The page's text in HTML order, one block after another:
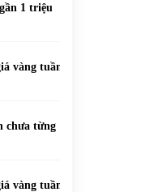
1 triệu
vàng tuần
chưa từng
vàng tuần